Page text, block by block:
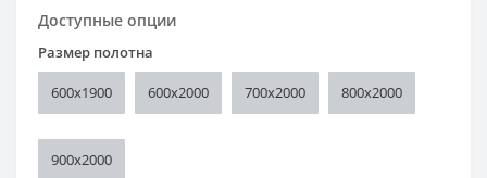
Доступные опции
Размер полотна
600x1900 600x2000 700x2000 800x2000
900x2000